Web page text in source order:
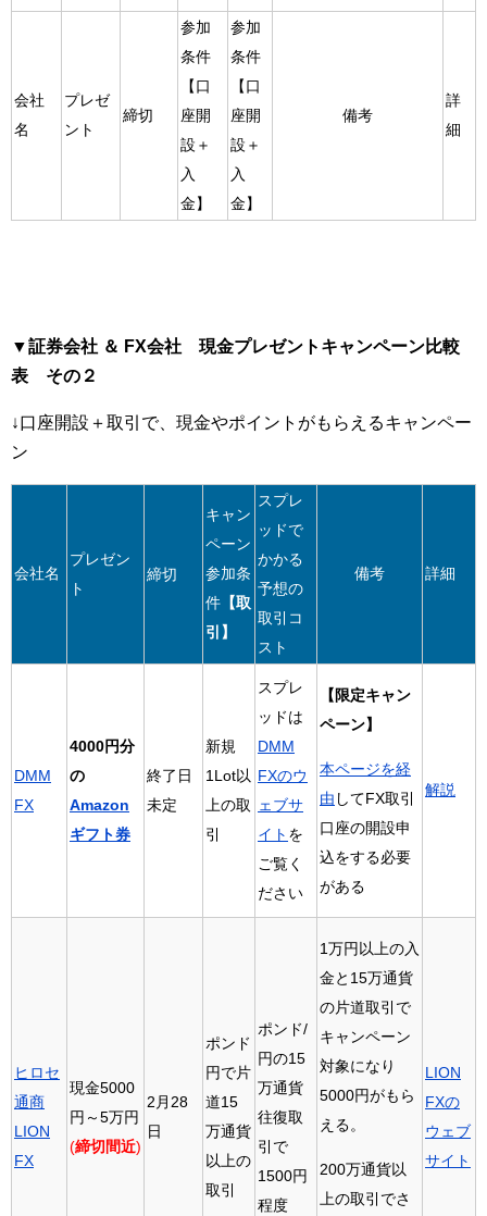
会社
名
プレゼ
ント
締切
参加
条件
【口
座開
設＋
入
金】
参加
条件
【口
座開
設＋
入
金】
備考
詳
細
▼証券会社 ＆ FX会社 現金プレゼントキャンペーン比較
表 その２
↓口座開設＋取引で、現金やポイントがもらえるキャンペー
ン
会社名
プレゼン
ト
締切
キャン
ペーン
参加条
件 【取
引】
スプレ
ッドで
かかる
予想の
取引コ
スト
備考 詳細
DMM
FX
4000円分
の
Amazon
ギフト券
終了日
未定
新規
1Lot以
上の取
引
スプレ
ッドは
DMM
FXのウ
ェブサ
イト を
ご覧く
ださい
【限定キャン
ペーン】
本ページを経
由 してFX取引
口座の開設申
込をする必要
がある
解説
ヒロセ
通商
LION
FX
現金5000
円～5万円
(締切間近)
2月28
日
ポンド
円で片
道15
万通貨
以上の
取引
ポンド/
円の15
万通貨
往復取
引で
1500円
程度
1万円以上の入
金と15万通貨
の片道取引で
キャンペーン
対象になり
5000円がもら
える。
200万通貨以
上の取引でさ
LION
FXの
ウェブ
サイト